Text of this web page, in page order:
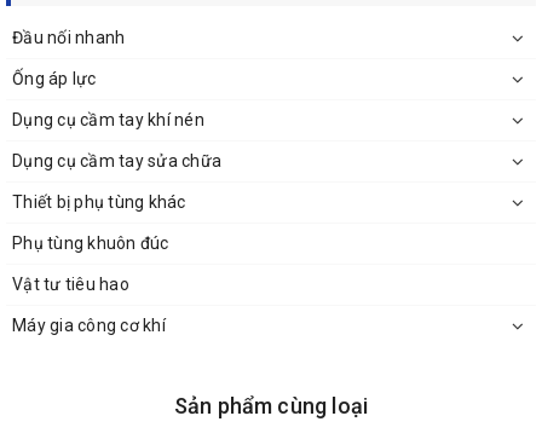
Đầu nối nhanh
Ống áp lực
Dụng cụ cầm tay khí nén
Dụng cụ cầm tay sửa chữa
Thiết bị phụ tùng khác
Phụ tùng khuôn đúc
Vật tư tiêu hao
Máy gia công cơ khí
Sản phẩm cùng loại